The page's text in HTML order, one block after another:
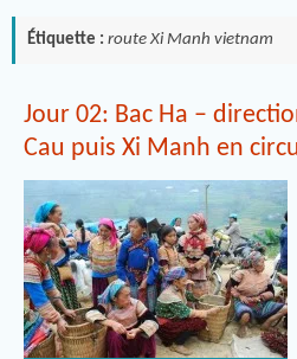
Étiquette : route Xi Manh vietnam
Jour 02: Bac Ha –
Cau puis Xi Manh en